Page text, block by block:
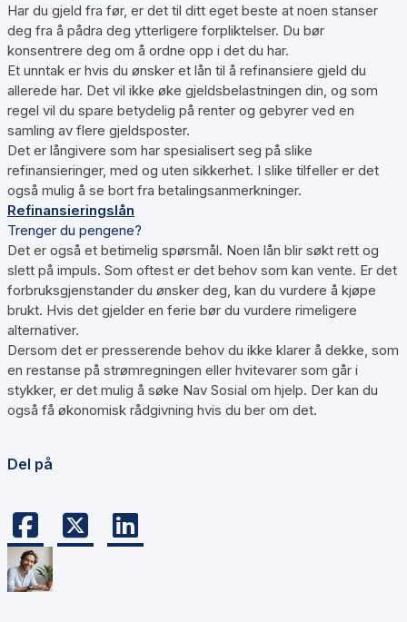
Har du gjeld fra før, er det til ditt eget beste at noen stanser
deg fra å pådra deg ytterligere forpliktelser. Du bør
konsentrere deg om å ordne opp i det du har.
Et unntak er hvis du ønsker et lån til å refinansiere gjeld du
allerede har. Det vil ikke øke gjeldsbelastningen din, og som
regel vil du spare betydelig på renter og gebyrer ved en
samling av flere gjeldsposter.
Det er långivere som har spesialisert seg på slike
refinansieringer, med og uten sikkerhet. I slike tilfeller er det
også mulig å se bort fra betalingsanmerkninger.
Refinansieringslån
Trenger du pengene?
Det er også et betimelig spørsmål. Noen lån blir søkt rett og
slett på impuls. Som oftest er det behov som kan vente. Er det
forbruksgjenstander du ønsker deg, kan du vurdere å kjøpe
brukt. Hvis det gjelder en ferie bør du vurdere rimeligere
alternativer.
Dersom det er presserende behov du ikke klarer å dekke, som
en restanse på strømregningen eller hvitevarer som går i
stykker, er det mulig å søke Nav Sosial om hjelp. Der kan du
også få økonomisk rådgivning hvis du ber om det.
Del på